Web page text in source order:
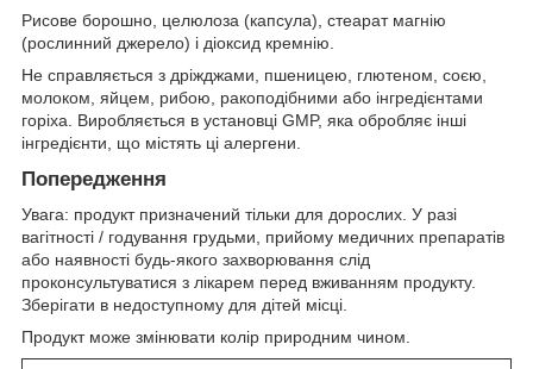
Рисове борошно, целюлоза (капсула), стеарат магнію
(рослинний джерело) і діоксид кремнію.
Не справляється з дріжджами, пшеницею, глютеном, соєю,
молоком, яйцем, рибою, ракоподібними або інгредієнтами
горіха. Виробляється в установці GMP, яка обробляє інші
інгредієнти, що містять ці алергени.
Попередження
Увага: продукт призначений тільки для дорослих. У разі
вагітності / годування грудьми, прийому медичних препаратів
або наявності будь-якого захворювання слід
проконсультуватися з лікарем перед вживанням продукту.
Зберігати в недоступному для дітей місці.
Продукт може змінювати колір природним чином.